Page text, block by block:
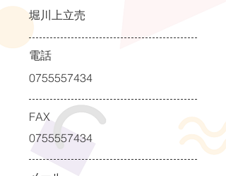
堀川上立売
電話
0755557434
FAX
0755557434